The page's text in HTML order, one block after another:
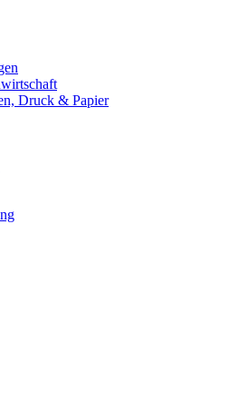
Druck & Papier